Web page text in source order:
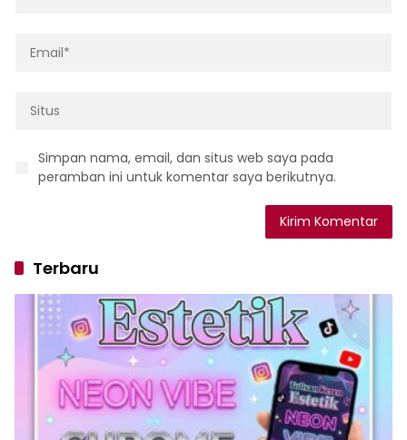
Simpan nama, email, dan situs web saya pada
peramban ini untuk komentar saya berikutnya.
Terbaru